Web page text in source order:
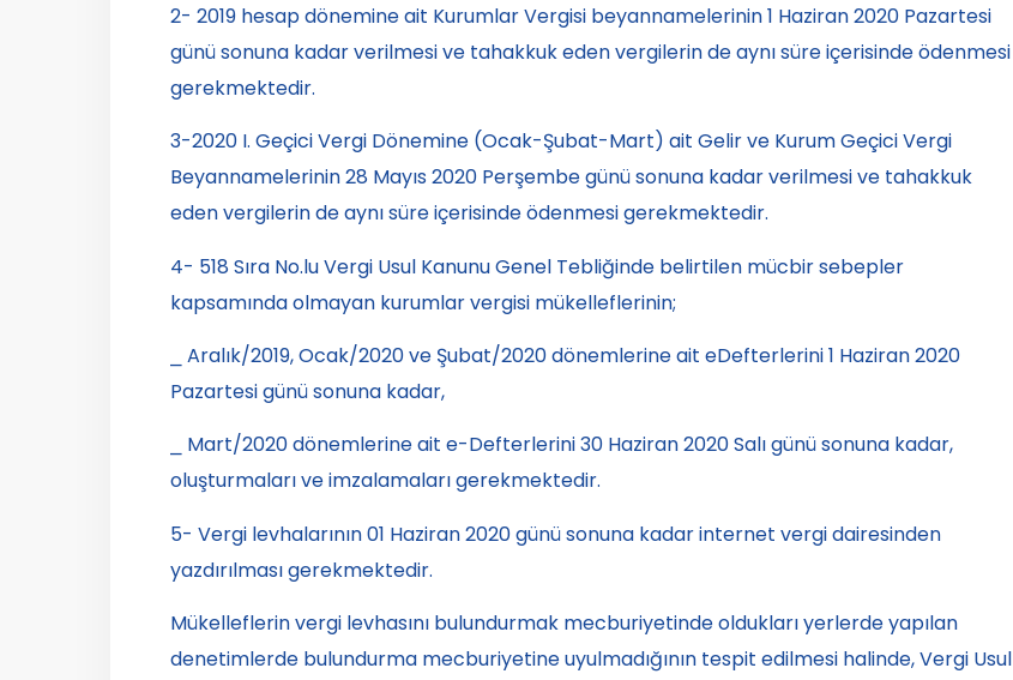
2- 2019 hesap dönemine ait Kurumlar Vergisi beyannamelerinin1 Haziran 2020 Pazartesi
günü sonuna kadar verilmesi ve tahakkuk eden vergilerin de aynı süre içerisinde ödenmesi
gerekmektedir.
3-2020 I. Geçici Vergi Dönemine (Ocak-Şubat-Mart) ait Gelir ve Kurum Geçici Vergi
Beyannamelerinin28 Mayıs 2020 Perşembegünü sonuna kadar verilmesi ve tahakkuk
eden vergilerin de aynı süre içerisinde ödenmesi gerekmektedir.
4- 518 Sıra No.lu Vergi Usul Kanunu Genel Tebliğinde belirtilen mücbir sebepler
kapsamında olmayan kurumlar vergisi mükelleflerinin;
⎯ Aralık/2019, Ocak/2020 ve Şubat/2020 dönemlerine ait eDefterlerini1 Haziran 2020
Pazartesigünü sonuna kadar,
⎯ Mart/2020 dönemlerine ait e-Defterlerini30 Haziran 2020 Salıgünü sonuna kadar,
oluşturmaları ve imzalamaları gerekmektedir.
5- Vergi levhalarının01 Haziran 2020günü sonuna kadar internet vergi dairesinden
yazdırılması gerekmektedir.
Mükelleflerin vergi levhasını bulundurmak mecburiyetinde oldukları yerlerde yapılan
denetimlerde bulundurma mecburiyetine uyulmadığının tespit edilmesi halinde, Vergi Usul